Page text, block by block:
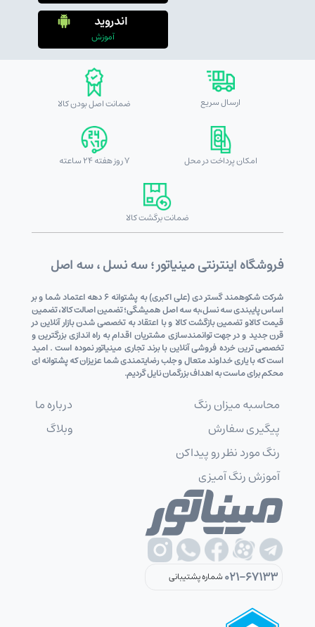
اندروید
آموزش
ارسال سریع ضمانت اصل بودن کالا
امکان پرداخت در محل 7 روز هفته 24 ساعته
ضمانت برگشت کالا
فروشگاه اینترنتی مینیاتور ؛ سه نسل ، سه اصل
شرکت شکوهمند گستر دی (علی اکبری) به پشتوانه 6 دهه اعتماد شما و بر
اساس پایبندی سه نسل،به سه اصل همیشگی؛ تضمین اصالت کالا، تضمین
قیمت کالاو تضمین بازگشت کالا و با اعتقاد به تخصصی شدن بازار آنلاین در
قرن جدید و در جهت توانمندسازی مشتریان اقدام به راه اندازی بزرگترین و
تخصصی ترین خرده فروشی آنلاین با برند تجاری مینیاتور نموده است . امید
است که با یاری خداوند متعال و جلب رضایتمندی شما عزیزان که پشتوانه ای
محکم برای ماست به اهداف بزرگمان نایل گردیم.
محاسبه میزان رنگ
پیگیری سفارش
رنگ مورد نظر رو پیداکن
آموزش رنگ آمیزی
درباره ما
وبلاگ
021-67133شماره پشتیبانی